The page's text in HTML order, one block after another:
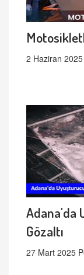
2 Haziran
Adana'da
Gözaltı
27 Mart 2025